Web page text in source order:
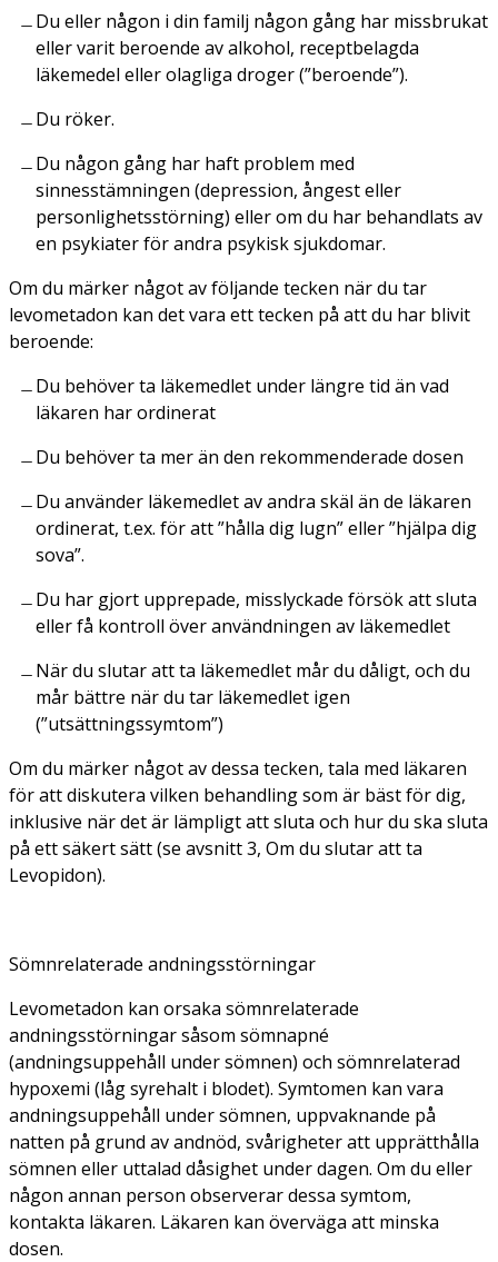
Du eller någon i din familj någon gång har missbrukat
eller varit beroende av alkohol, receptbelagda
läkemedel eller olagliga droger (”beroende”).
Du röker.
Du någon gång har haft problem med
sinnesstämningen (depression, ångest eller
personlighetsstörning) eller om du har behandlats av
en psykiater för andra psykisk sjukdomar.
Om du märker något av följande tecken när du tar
levometadon kan det vara ett tecken på att du har blivit
beroende:
Du behöver ta läkemedlet under längre tid än vad
läkaren har ordinerat
Du behöver ta mer än den rekommenderade dosen
Du använder läkemedlet av andra skäl än de läkaren
ordinerat, t.ex. för att ”hålla dig lugn” eller ”hjälpa dig
sova”.
Du har gjort upprepade, misslyckade försök att sluta
eller få kontroll över användningen av läkemedlet
När du slutar att ta läkemedlet mår du dåligt, och du
mår bättre när du tar läkemedlet igen
(”utsättningssymtom”)
Om du märker något av dessa tecken, tala med läkaren
för att diskutera vilken behandling som är bäst för dig,
inklusive när det är lämpligt att sluta och hur du ska sluta
på ett säkert sätt (se avsnitt 3, Om du slutar att ta
Levopidon).
Sömnrelaterade andningsstörningar
Levometadon kan orsaka sömnrelaterade
andningsstörningar såsom sömnapné
(andningsuppehåll under sömnen) och sömnrelaterad
hypoxemi (låg syrehalt i blodet). Symtomen kan vara
andningsuppehåll under sömnen, uppvaknande på
natten på grund av andnöd, svårigheter att upprätthålla
sömnen eller uttalad dåsighet under dagen. Om du eller
någon annan person observerar dessa symtom,
kontakta läkaren. Läkaren kan överväga att minska
dosen.